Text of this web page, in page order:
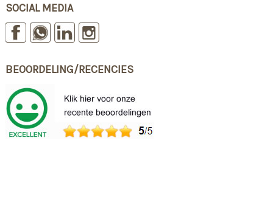
SOCIAL MEDIA
BEOORDELING/RECENCIES